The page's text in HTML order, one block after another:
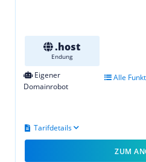
.host
Endung
Eigener
Domainrobot
Alle
Tarifdetails
ZUM